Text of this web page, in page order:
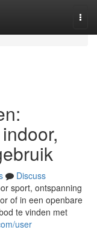
Discuss
sport, ontspanning
of in een openbare
te vinden met
user